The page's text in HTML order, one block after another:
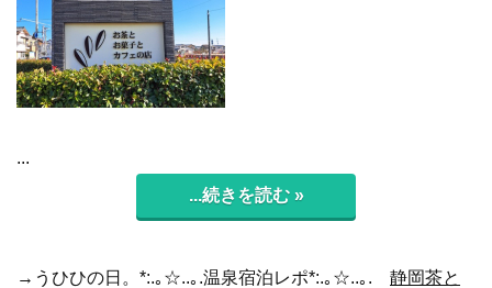
...
...続きを読む »
→うひひの日。*:.｡☆..｡.温泉宿泊レポ*:.｡☆..｡. 静岡茶と